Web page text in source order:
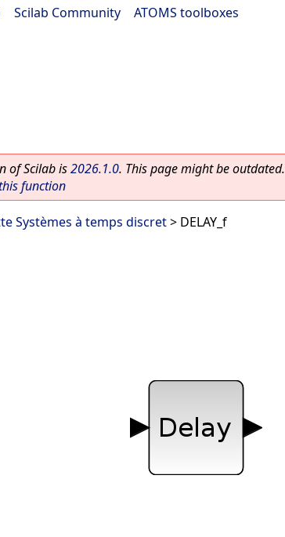
Scilab Community ATOMS toolboxes
of Scilab is2026.1.0. This page might be outdated.
function
Systèmes à temps discret> DELAY_f